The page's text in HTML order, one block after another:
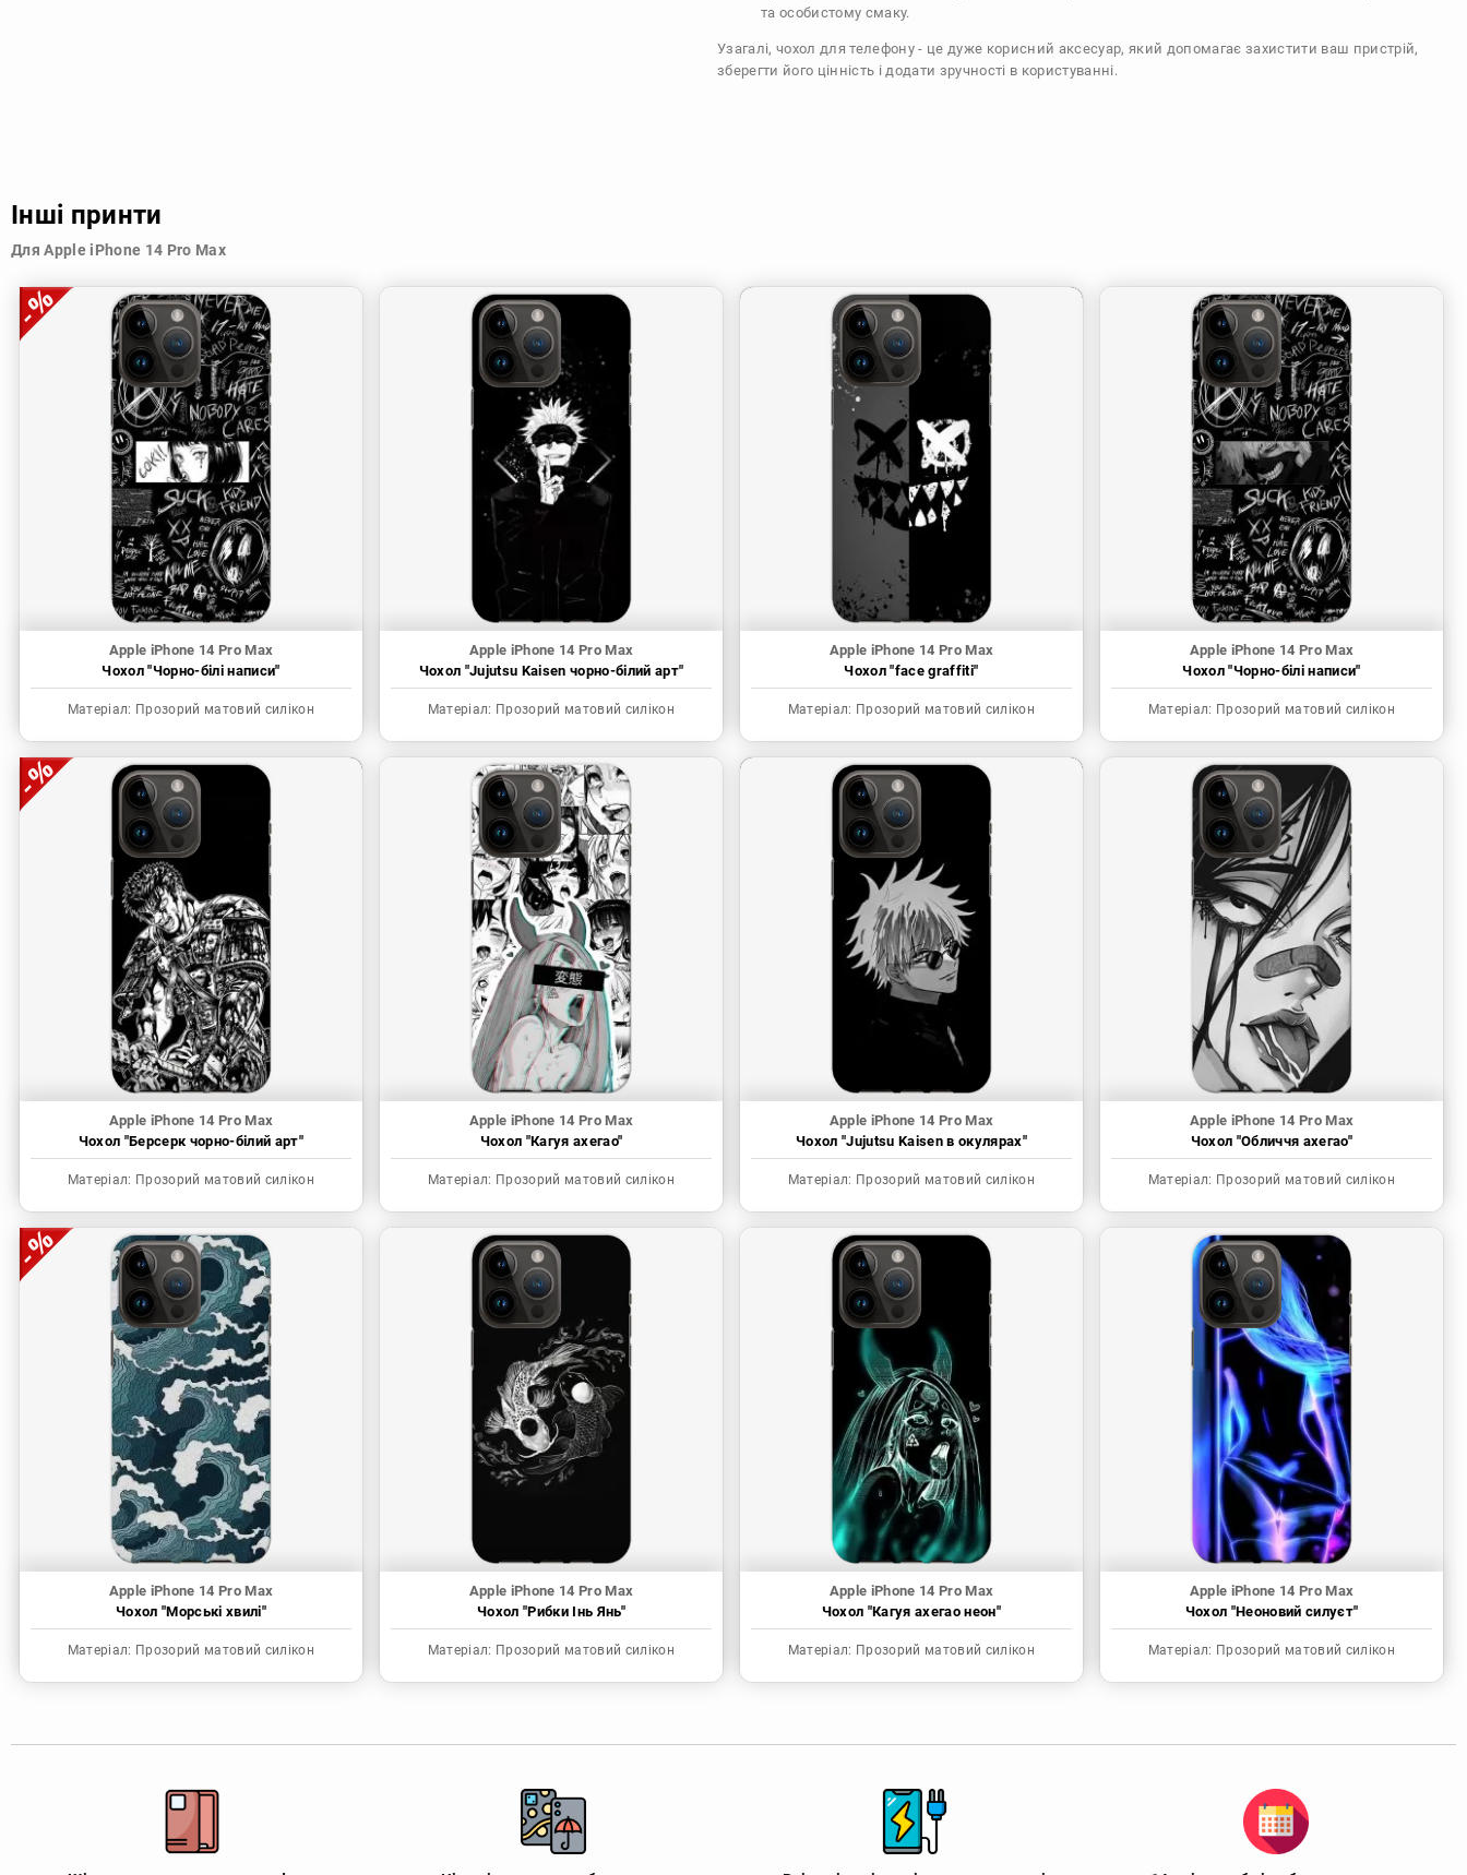
та особистому смаку.
Узагалі, чохол для телефону - це дуже корисний аксесуар, який допомагає захистити ваш пристрій,
зберегти його цінність і додати зручності в користуванні.
Інші принти
Для Apple iPhone 14 Pro Max
Apple iPhone 14 Pro Max
Чохол "Чорно-білі написи"
Матеріал: Прозорий матовий силікон
Apple iPhone 14 Pro Max
Чохол "Jujutsu Kaisen чорно-білий арт"
Матеріал: Прозорий матовий силікон
Apple iPhone 14 Pro Max
Чохол "face graffiti"
Матеріал: Прозорий матовий силікон
Apple iPhone 14 Pro Max
Чохол "Чорно-білі написи"
Матеріал: Прозорий матовий силікон
Apple iPhone 14 Pro Max
Чохол "Берсерк чорно-білий арт"
Матеріал: Прозорий матовий силікон
Apple iPhone 14 Pro Max
Чохол "Кагуя ахегао"
Матеріал: Прозорий матовий силікон
Apple iPhone 14 Pro Max
Чохол "Jujutsu Kaisen в окулярах"
Матеріал: Прозорий матовий силікон
Apple iPhone 14 Pro Max
Чохол "Обличчя ахегао"
Матеріал: Прозорий матовий силікон
Apple iPhone 14 Pro Max
Чохол "Морські хвилі"
Матеріал: Прозорий матовий силікон
Apple iPhone 14 Pro Max
Чохол "Рибки Інь Янь"
Матеріал: Прозорий матовий силікон
Apple iPhone 14 Pro Max
Чохол "Кагуя ахегао неон"
Матеріал: Прозорий матовий силікон
Apple iPhone 14 Pro Max
Чохол "Неоновий силуєт"
Матеріал: Прозорий матовий силікон